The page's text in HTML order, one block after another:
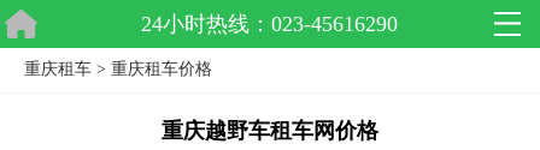
24小时热线：023-45616290
重庆租车 > 重庆租车价格
重庆越野车租车网价格